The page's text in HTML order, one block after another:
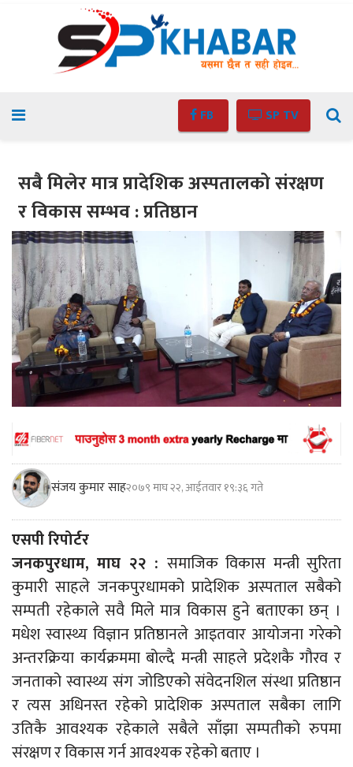
FB SP TV
सबै मिलेर मात्र प्रादेशिक अस्पतालको संरक्षण
र विकास सम्भव : प्रतिष्ठान
संजय कुमार साह२०७९ माघ २२, आईतवार १९:३६ गते
एसपी रिपोर्टर
जनकपुरधाम, माघ २२ : समाजिक विकास मन्त्री सुरिता
कुमारी साहले जनकपुरधामको प्रादेशिक अस्पताल सबैको
सम्पती रहेकाले सवै मिले मात्र विकास हुने बताएका छन् ।
मधेश स्वास्थ्य विज्ञान प्रतिष्ठानले आइतवार आयोजना गरेको
अन्तरक्रिया कार्यक्रममा बोल्दै मन्त्री साहले प्रदेशकै गौरव र
जनताको स्वास्थ्य संग जोडिएको संवेदनशिल संस्था प्रतिष्ठान
र त्यस अधिनस्त रहेको प्रादेशिक अस्पताल सबैका लागि
उतिकै आवश्यक रहेकाले सबैले साँझा सम्पतीको रुपमा
संरक्षण र विकास गर्न आवश्यक रहेको बताए ।